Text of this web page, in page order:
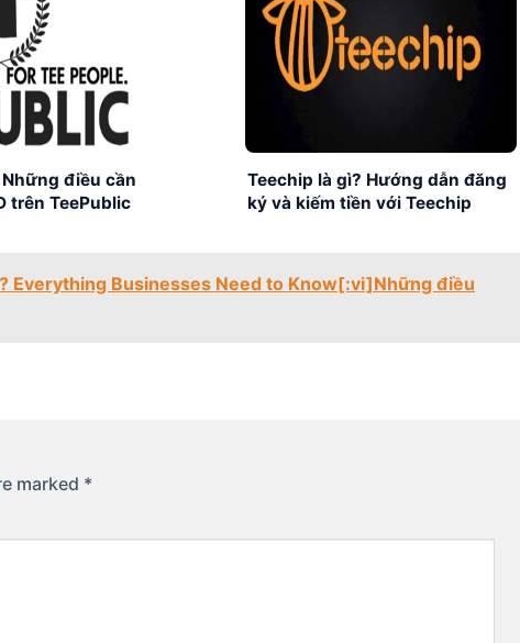
điều cần
trên TeePublic
Teechip là gì? Hướng dẫn đăng
ký và kiếm tiền với Teechip
Everything Businesses Need to Know[:vi]Những điều
marked *